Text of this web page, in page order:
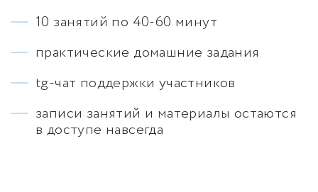
10 занятий по 40-60 минут
практические домашние задания
tg-чат поддержки участников
записи занятий и материалы остаются
в доступе навсегда